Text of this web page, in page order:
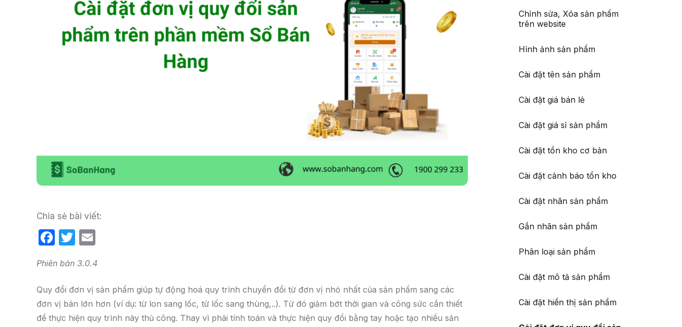
Chia sẻ bài viết:
F
c
e
b
o
T
itt
er
ail
Phiên bản 3.0.4
Quy đổi đơn vị sản phẩm giúp tự động hoá quy trình chuyển đổi từ đơn vị nhỏ nhất của sản phẩm sang các
đơn vị bán lớn hơn (ví dụ: từ lon sang lốc, từ lốc sang thùng,..). Từ đó giảm bớt thời gian và công sức cần thiết
để thực hiện quy trình này thủ công. Thay vì phải tính toán và thực hiện quy đổi bằng tay hoặc tạo nhiều sản
Chỉnh sửa, Xóa sản phẩm
trên website
Hình ảnh sản phẩm
Cài đặt tên sản phẩm
Cài đặt giá bán lẻ
Cài đặt giá sỉ sản phẩm
Cài đặt tồn kho cơ bản
Cài đặt cảnh báo tồn kho
Cài đặt nhãn sản phẩm
Gắn nhãn sản phẩm
Phân loại sản phẩm
Cài đặt mô tả sản phẩm
Cài đặt hiển thị sản phẩm